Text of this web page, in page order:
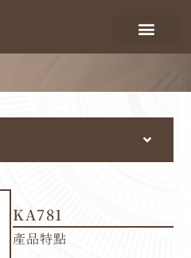
KA781
產品特點